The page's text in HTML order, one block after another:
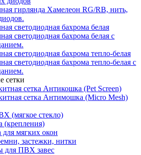
гирлянда Хамелеон RG/RB, нить,
светодиодная бахрома белая
светодиодная бахрома белая с
светодиодная бахрома тепло-белая
светодиодная бахрома тепло-белая с
сетки
сетка Антикошка (Pet Screen)
сетка Антимошка (Micro Mesh)
(мягкое стекло)
(крепления)
для мягких окон
застежки, нитки
для ПВХ завес